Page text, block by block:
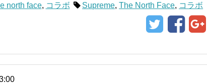
north face, コラボ Supreme,The North Face, コラボ